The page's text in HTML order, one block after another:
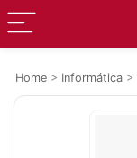
Home > Informática >